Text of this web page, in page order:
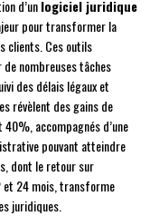
d’unlogiciel juridique
pour transformer la
clients. Ces outils
nombreuses tâches
des délais légaux et
révèlent des gains de
accompagnés d’une
pouvant atteindre
dont le retour sur
et 24 mois, transforme
juridiques.